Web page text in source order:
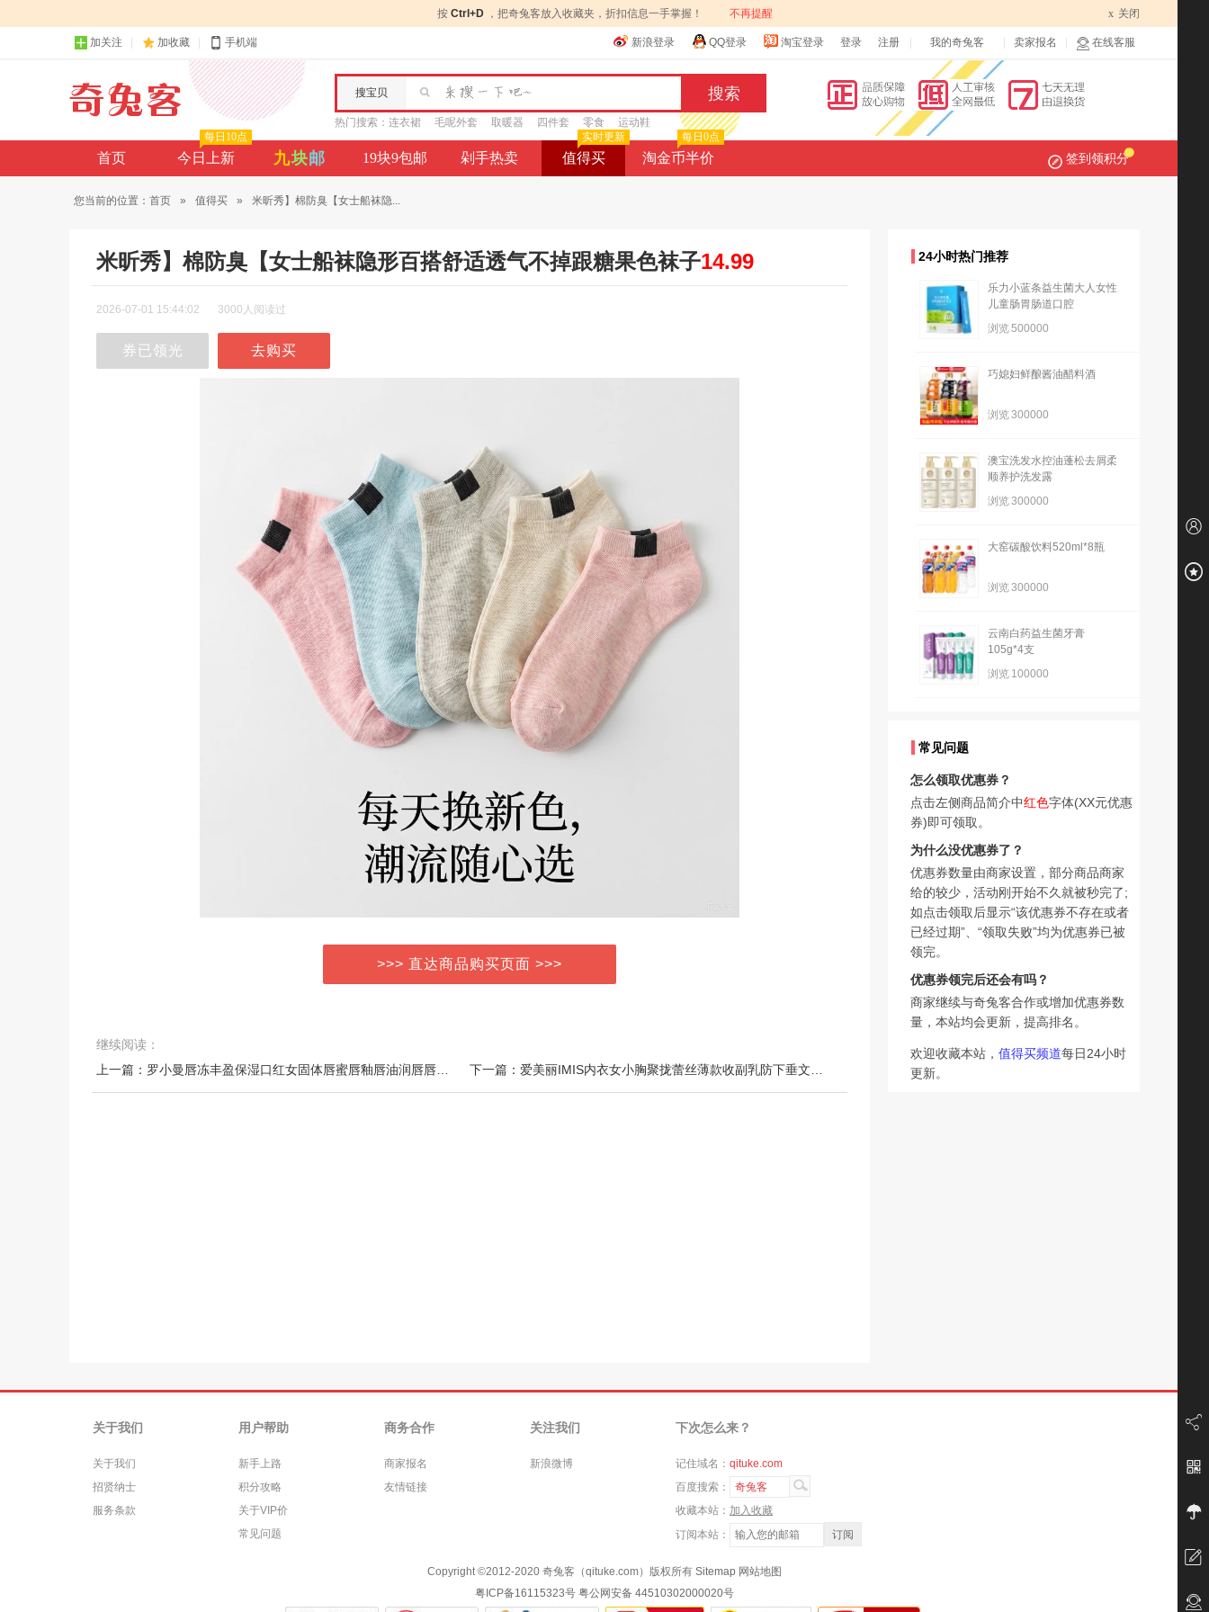
按 Ctrl+D ，把奇兔客放入收藏夹，折扣信息一手掌握！ 不再提醒 x 关闭
加关注 加收藏 手机端 新浪登录 QQ登录 淘宝登录 登录 注册 我的奇兔客 卖家报名 在线客服
搜宝贝
热门搜索： 连衣裙 毛呢外套 取暖器 四件套 零食 运动鞋
首页 今日上新
每日10点
九块邮 19块9包邮 剁手热卖 值得买
实时更新
淘金币半价
每日0点
签到领积分
您当前的位置： 首页 » 值得买 » 米昕秀】棉防臭【女士船袜隐...
米昕秀】棉防臭【女士船袜隐形百搭舒适透气不掉跟糖果色袜子14.99
2026-07-01 15:44:02 3000人阅读过
券已领光 去购买
>>> 直达商品购买页面 >>>
继续阅读：
24小时热门推荐
乐力小蓝条益生菌大人女性
儿童肠胃肠道口腔
浏览500000
巧媳妇鲜酿酱油醋料酒
浏览300000
澳宝洗发水控油蓬松去屑柔
顺养护洗发露
浏览300000
大窑碳酸饮料520ml*8瓶
浏览300000
云南白药益生菌牙膏
105g*4支
浏览 100000
常见问题
怎么领取优惠券？
点击左侧商品简介中红色字体(XX元优惠
券)即可领取。
为什么没优惠券了？
优惠券数量由商家设置，部分商品商家
给的较少，活动刚开始不久就被秒完了;
如点击领取后显示“该优惠券不存在或者
已经过期”、“领取失败”均为优惠券已被
领完。
优惠券领完后还会有吗？
商家继续与奇兔客合作或增加优惠券数
量，本站均会更新，提高排名。
欢迎收藏本站， 值得买频道每日24小时
更新。
关于我们
关于我们
招贤纳士
服务条款
用户帮助
新手上路
积分攻略
关于VIP价
常见问题
商务合作
商家报名
友情链接
关注我们
新浪微博
下次怎么来？
记住域名： qituke.com
百度搜索：
奇兔客
收藏本站： 加入收藏
订阅本站：
Copyright ©2012-2020 奇兔客（qituke.com）版权所有 Sitemap 网站地图
粤ICP备16115323号 粤公网安备 44510302000020号